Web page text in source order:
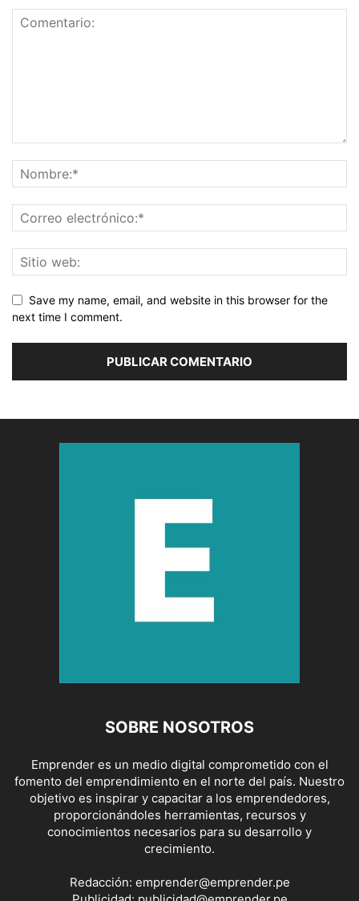
Save my name, email, and website in this browser for the
next time I comment.
SOBRE NOSOTROS
Emprender es un medio digital comprometido con el
fomento del emprendimiento en el norte del país. Nuestro
objetivo es inspirar y capacitar a los emprendedores,
proporcionándoles herramientas, recursos y
conocimientos necesarios para su desarrollo y
crecimiento.
Redacción: emprender@emprender.pe